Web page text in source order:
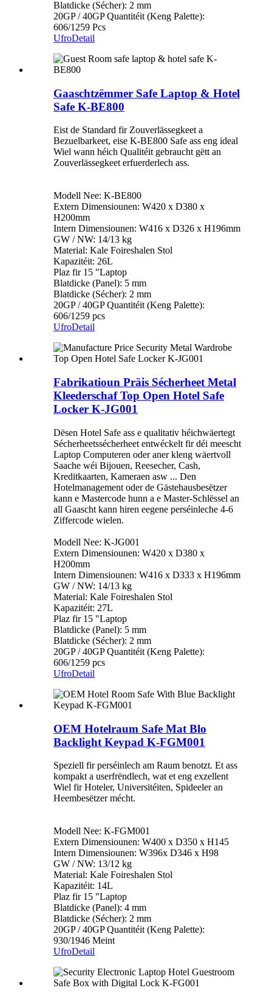
Blatdicke (Sécher): 2 mm
20GP / 40GP Quantitéit (Keng Palette):
606/1259 Pcs
UfroDetail
Gaaschtzëmmer Safe Laptop & Hotel
Safe K-BE800
Eist de Standard fir Zouverlässegkeet a
Bezuelbarkeet, eise K-BE800 Safe ass eng ideal
Wiel wann héich Qualitéit gebraucht gëtt an
Zouverlässegkeet erfuerderlech ass.
Modell Nee: K-BE800
Extern Dimensiounen: W420 x D380 x
H200mm
Intern Dimensiounen: W416 x D326 x H196mm
GW / NW: 14/13 kg
Material: Kale Foireshalen Stol
Kapazitéit: 26L
Plaz fir 15 "Laptop
Blatdicke (Panel): 5 mm
Blatdicke (Sécher): 2 mm
20GP / 40GP Quantitéit (Keng Palette):
606/1259 pcs
UfroDetail
Fabrikatioun Präis Sécherheet Metal
Kleederschaf Top Open Hotel Safe
Locker K-JG001
Dësen Hotel Safe ass e qualitativ héichwäertegt
Sécherheetssécherheet entwéckelt fir déi meescht
Laptop Computeren oder aner kleng wäertvoll
Saache wéi Bijouen, Reesecher, Cash,
Kreditkaarten, Kameraen asw ... Den
Hotelmanagement oder de Gästehausbesëtzer
kann e Mastercode hunn a e Master-Schlëssel an
all Gaascht kann hiren eegene perséinleche 4-6
Ziffercode wielen.
Modell Nee: K-JG001
Extern Dimensiounen: W420 x D380 x
H200mm
Intern Dimensiounen: W416 x D333 x H196mm
GW / NW: 14/13 kg
Material: Kale Foireshalen Stol
Kapazitéit: 27L
Plaz fir 15 "Laptop
Blatdicke (Panel): 5 mm
Blatdicke (Sécher): 2 mm
20GP / 40GP Quantitéit (Keng Palette):
606/1259 pcs
UfroDetail
OEM Hotelraum Safe Mat Blo
Backlight Keypad K-FGM001
Speziell fir perséinlech am Raum benotzt. Et ass
kompakt a userfrëndlech, wat et eng exzellent
Wiel fir Hoteler, Universitéiten, Spideeler an
Heembesëtzer mécht.
Modell Nee: K-FGM001
Extern Dimensiounen: W400 x D350 x H145
Intern Dimensiounen: W396x D346 x H98
GW / NW: 13/12 kg
Material: Kale Foireshalen Stol
Kapazitéit: 14L
Plaz fir 15 "Laptop
Blatdicke (Panel): 4 mm
Blatdicke (Sécher): 2 mm
20GP / 40GP Quantitéit (Keng Palette):
930/1946 Meint
UfroDetail